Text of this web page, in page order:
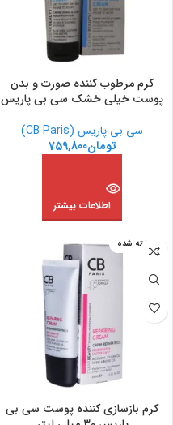
کرم مرطوب کننده صورت و بدن
پوست خیلی خشک سی بی پاریس
سی بی پاریس (CB Paris)
تومان759,800
اطلاعات بیشتر
فروخته شده
کرم بازسازی کننده پوست سی بی